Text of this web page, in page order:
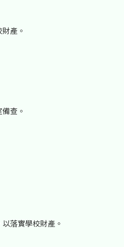
產。
查。
落實學校財產。